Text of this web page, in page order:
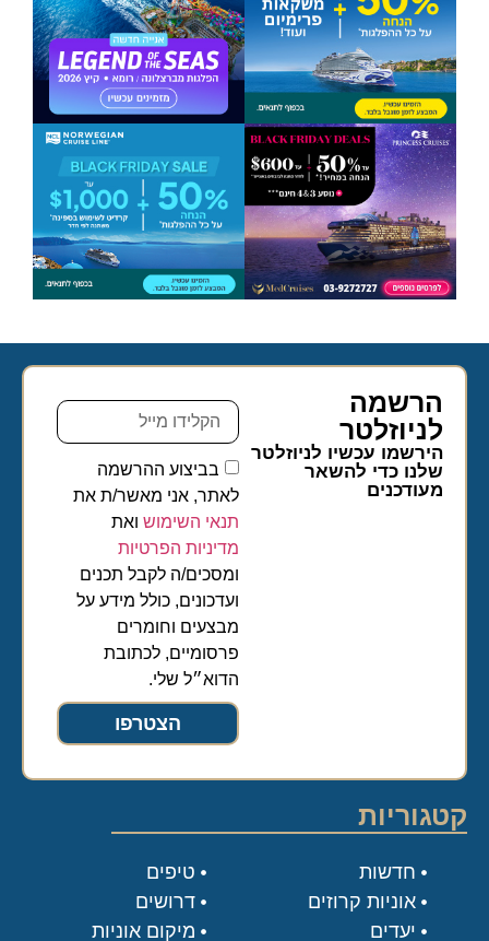
הרשמה
לניוזלטר​
הירשמו עכשיו לניוזלטר
שלנו כדי להשאר
מעודכנים
בביצוע ההרשמה
לאתר, אני מאשר/ת את
תנאי השימושואת
מדיניות הפרטיות
ומסכים/ה לקבל תכנים
ועדכונים, כולל מידע על
מבצעים וחומרים
פרסומיים, לכתובת
הדוא״ל שלי.
הצטרפו
קטגוריות
טיפים
דרושים
מיקום אוניות
חדשות
אוניות קרוזים
יעדים